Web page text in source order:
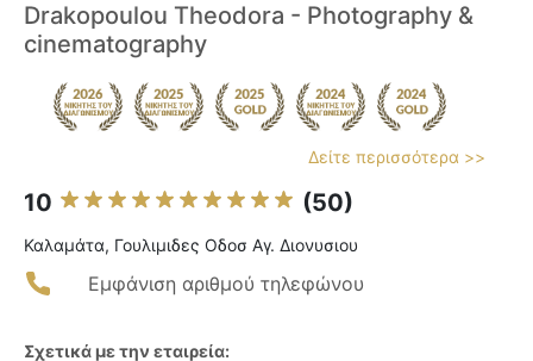
Drakopoulou Theodora - Photography &
cinematography
Δείτε περισσότερα >>
10 (50)
Καλαμάτα, Γουλιμιδες Οδοσ Αγ. Διονυσιου
Εμφάνιση αριθμού τηλεφώνου
Σχετικά με την εταιρεία: